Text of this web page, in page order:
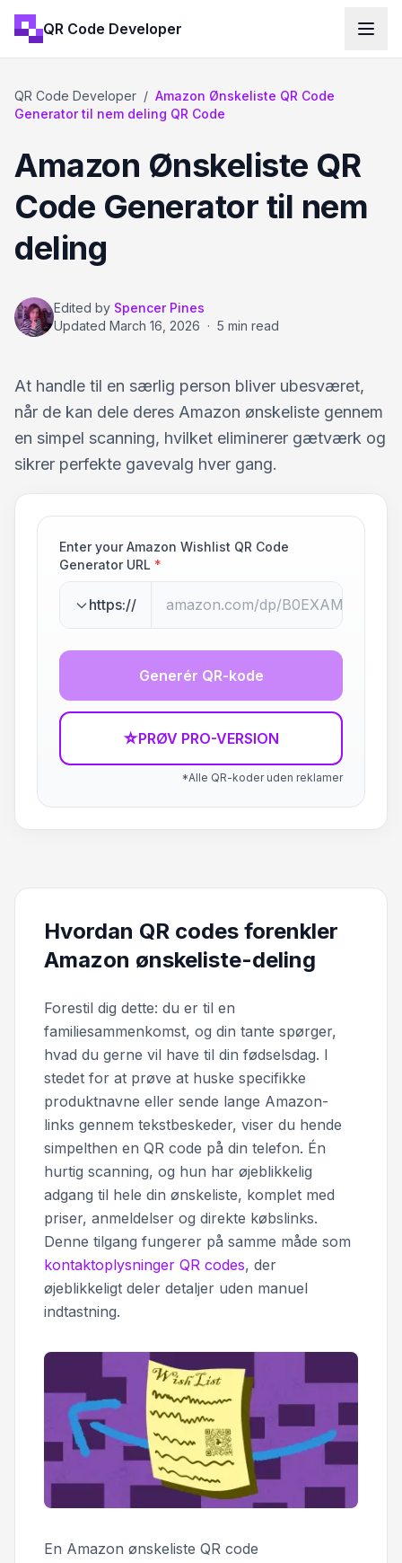
QR Code Developer
QR Code Developer / Amazon Ønskeliste QR Code
Generator til nem deling QR Code
Amazon Ønskeliste QR
Code Generator til nem
deling
Edited by Spencer Pines
Updated March 16, 2026 · 5 min read
At handle til en særlig person bliver ubesværet,
når de kan dele deres Amazon ønskeliste gennem
en simpel scanning, hvilket eliminerer gætværk og
sikrer perfekte gavevalg hver gang.
Enter your Amazon Wishlist QR Code
Generator URL *
https://
Generér QR-kode
☆PRØV PRO-VERSION
*Alle QR-koder uden reklamer
Hvordan QR codes forenkler
Amazon ønskeliste-deling
Forestil dig dette: du er til en
familiesammenkomst, og din tante spørger,
hvad du gerne vil have til din fødselsdag. I
stedet for at prøve at huske specifikke
produktnavne eller sende lange Amazon-
links gennem tekstbeskeder, viser du hende
simpelthen en QR code på din telefon. Én
hurtig scanning, og hun har øjeblikkelig
adgang til hele din ønskeliste, komplet med
priser, anmeldelser og direkte købslinks.
Denne tilgang fungerer på samme måde som
kontaktoplysninger QR codes, der
øjeblikkeligt deler detaljer uden manuel
indtastning.
En Amazon ønskeliste QR code